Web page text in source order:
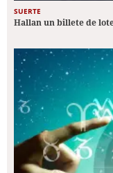
SUERTE
Hallan un billete de